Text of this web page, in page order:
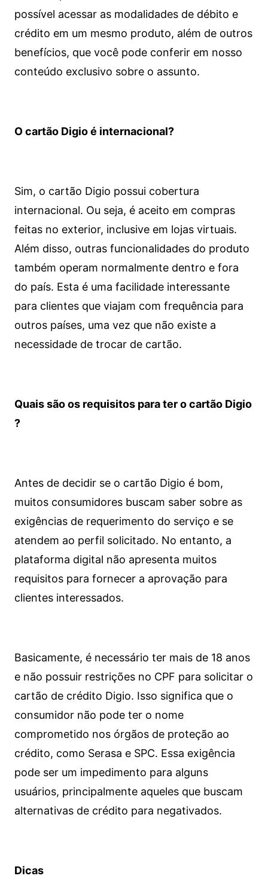
possível acessar as modalidades de débito e
crédito em um mesmo produto, além de outros
benefícios, que você pode conferir em nosso
conteúdo exclusivo sobre o assunto.
O cartão Digio é internacional?
Sim, o cartão Digio possui cobertura
internacional. Ou seja, é aceito em compras
feitas no exterior, inclusive em lojas virtuais.
Além disso, outras funcionalidades do produto
também operam normalmente dentro e fora
do país. Esta é uma facilidade interessante
para clientes que viajam com frequência para
outros países, uma vez que não existe a
necessidade de trocar de cartão.
Quais são os requisitos para ter o cartão Digio
?
Antes de decidir se o cartão Digio é bom,
muitos consumidores buscam saber sobre as
exigências de requerimento do serviço e se
atendem ao perfil solicitado. No entanto, a
plataforma digital não apresenta muitos
requisitos para fornecer a aprovação para
clientes interessados.
Basicamente, é necessário ter mais de 18 anos
e não possuir restrições no CPF para solicitar o
cartão de crédito Digio. Isso significa que o
consumidor não pode ter o nome
comprometido nos órgãos de proteção ao
crédito, como Serasa e SPC. Essa exigência
pode ser um impedimento para alguns
usuários, principalmente aqueles que buscam
alternativas de crédito para negativados.
Dicas